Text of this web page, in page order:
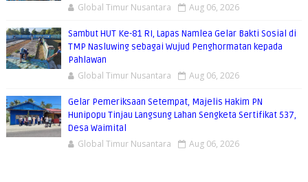
Global Timur Nusantara Aug 06, 2026
Sambut HUT Ke-81 RI, Lapas Namlea Gelar Bakti Sosial di
TMP Nasluwing sebagai Wujud Penghormatan kepada
Pahlawan
Global Timur Nusantara Aug 06, 2026
Gelar Pemeriksaan Setempat, Majelis Hakim PN
Hunipopu Tinjau Langsung Lahan Sengketa Sertifikat 537,
Desa Waimital
Global Timur Nusantara Aug 06, 2026